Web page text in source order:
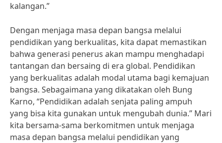
kalangan.”
Dengan menjaga masa depan bangsa melalui
pendidikan yang berkualitas, kita dapat memastikan
bahwa generasi penerus akan mampu menghadapi
tantangan dan bersaing di era global. Pendidikan
yang berkualitas adalah modal utama bagi kemajuan
bangsa. Sebagaimana yang dikatakan oleh Bung
Karno, “Pendidikan adalah senjata paling ampuh
yang bisa kita gunakan untuk mengubah dunia.” Mari
kita bersama-sama berkomitmen untuk menjaga
masa depan bangsa melalui pendidikan yang